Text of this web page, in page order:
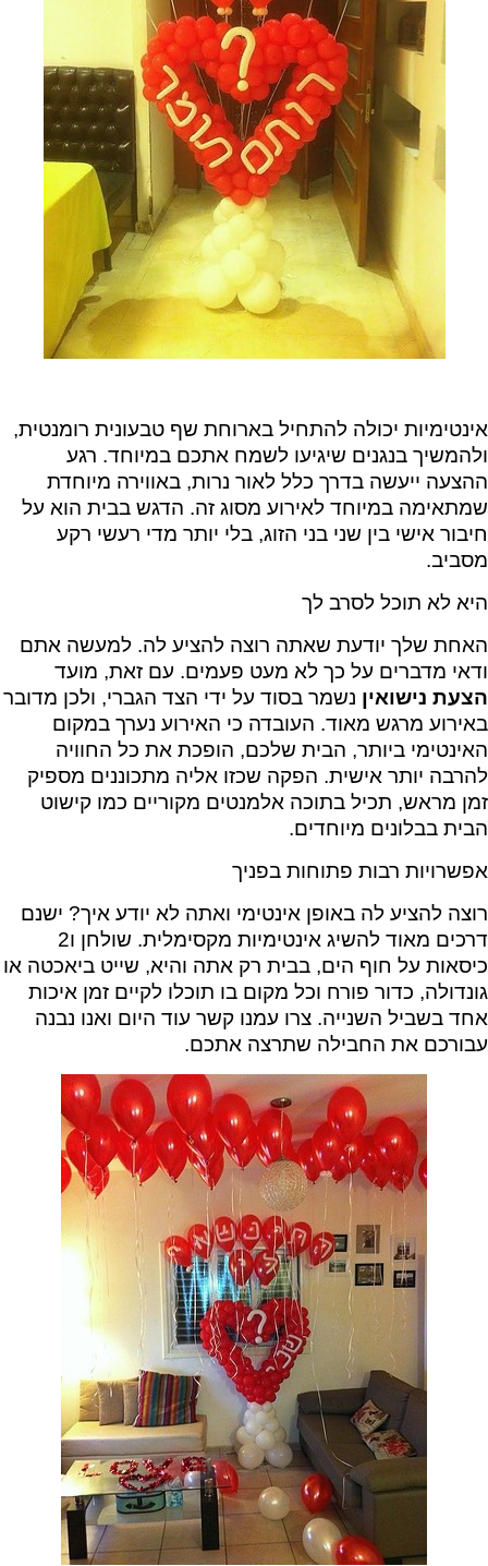
אינטימיות יכולה להתחיל בארוחת שף טבעונית רומנטית,
ולהמשיך בנגנים שיגיעו לשמח אתכם במיוחד. רגע
ההצעה ייעשה בדרך כלל לאור נרות, באווירה מיוחדת
שמתאימה במיוחד לאירוע מסוג זה. הדגש בבית הוא על
חיבור אישי בין שני בני הזוג, בלי יותר מדי רעשי רקע
מסביב.
היא לא תוכל לסרב לך
האחת שלך יודעת שאתה רוצה להציע לה. למעשה אתם
ודאי מדברים על כך לא מעט פעמים. עם זאת, מועד
הצעת נישואין נשמר בסוד על ידי הצד הגברי, ולכן מדובר
באירוע מרגש מאוד. העובדה כי האירוע נערך במקום
האינטימי ביותר, הבית שלכם, הופכת את כל החוויה
להרבה יותר אישית. הפקה שכזו אליה מתכוננים מספיק
זמן מראש, תכיל בתוכה אלמנטים מקוריים כמו קישוט
הבית בבלונים מיוחדים.
אפשרויות רבות פתוחות בפניך
רוצה להציע לה באופן אינטימי ואתה לא יודע איך? ישנם
דרכים מאוד להשיג אינטימיות מקסימלית. שולחן ו2
כיסאות על חוף הים, בבית רק אתה והיא, שייט ביאכטה או
גונדולה, כדור פורח וכל מקום בו תוכלו לקיים זמן איכות
אחד בשביל השנייה. צרו עמנו קשר עוד היום ואנו נבנה
עבורכם את החבילה שתרצה אתכם.